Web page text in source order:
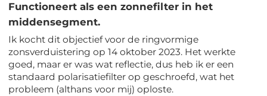
Functioneert als een zonnefilter in het
middensegment.
Ik kocht dit objectief voor de ringvormige
zonsverduistering op 14 oktober 2023. Het werkte
goed, maar er was wat reflectie, dus heb ik er een
standaard polarisatiefilter op geschroefd, wat het
probleem (althans voor mij) oploste.